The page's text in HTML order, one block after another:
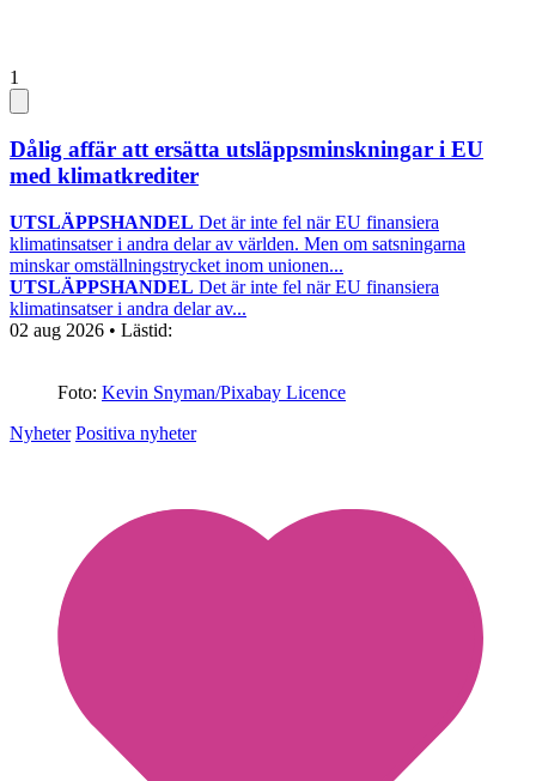
1
Dålig affär att ersätta utsläppsminskningar i EU
med klimatkrediter
UTSLÄPPSHANDEL Det är inte fel när EU finansiera
klimatinsatser i andra delar av världen. Men om satsningarna
minskar omställningstrycket inom unionen...
UTSLÄPPSHANDEL Det är inte fel när EU finansiera
klimatinsatser i andra delar av...
02 aug 2026 • Lästid:
Foto: Kevin Snyman/Pixabay Licence
Nyheter Positiva nyheter